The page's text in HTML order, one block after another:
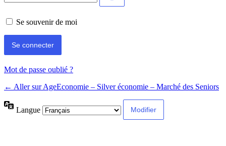
Se souvenir de moi
Mot de passe oublié ?
← Aller sur AgeEconomie – Silver économie – Marché des Seniors
Langue